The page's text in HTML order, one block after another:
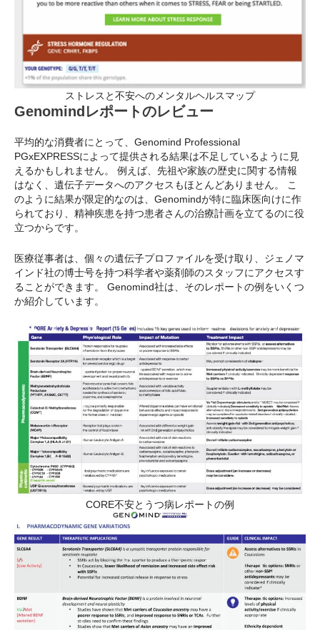
ストレスと不安へのメンタルヘルスマップ
Genomindレポートのレビュー
平均的な消費者にとって、Genomind Professional
PGxEXPRESSによって提供される結果は不足しているように見
えるかもしれません。 例えば、先祖や家族の歴史に関する情報
はなく、遺伝子データへのアクセスもほとんどありません。 こ
のように結果が限定的なのは、Genomindが特に臨床医向けに作
られており、精神疾患を持つ患者さんの治療計画を立てるのに役
立つからです。
医療従事者は、個々の遺伝子プロファイルを受け取り、ジェノマ
インド社の博士号を持つ科学者や薬剤師のスタッフにアクセスす
ることができます。 Genomind社は、そのレポートの例をいくつ
か紹介しています。
CORE不安とうつ病レポートの例